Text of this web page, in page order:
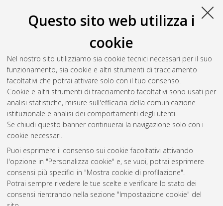
Questo sito web utilizza i
cookie
Nel nostro sito utilizziamo sia cookie tecnici necessari per il suo
funzionamento, sia cookie e altri strumenti di tracciamento
facoltativi che potrai attivare solo con il tuo consenso.
Cookie e altri strumenti di tracciamento facoltativi sono usati per
analisi statistiche, misure sull'efficacia della comunicazione
istituzionale e analisi dei comportamenti degli utenti.
Se chiudi questo banner continuerai la navigazione solo con i
cookie necessari.
Puoi esprimere il consenso sui cookie facoltativi attivando
l'opzione in "Personalizza cookie" e, se vuoi, potrai esprimere
consensi più specifici in "Mostra cookie di profilazione".
Potrai sempre rivedere le tue scelte e verificare lo stato dei
consensi rientrando nella sezione "Impostazione cookie" del
2019(14)
2018(18)
2014(3)
2013(2)
2012 (4)
2011(7)
2010(2)
2009(1)
Atom
Rss 1.0
Rss 2.0